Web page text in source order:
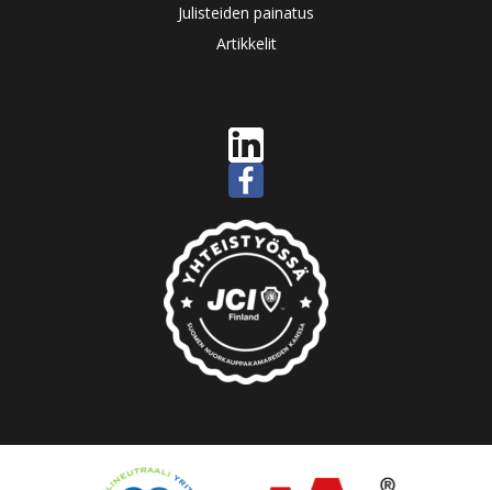
Julisteiden painatus
Artikkelit